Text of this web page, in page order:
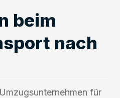
beim
nach
für